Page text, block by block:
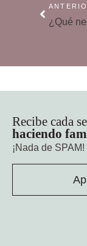
Recibe cada
haciendo
¡Nada de SPAM!